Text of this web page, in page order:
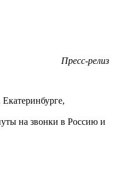
Пресс-релиз
на звонки в Россию и